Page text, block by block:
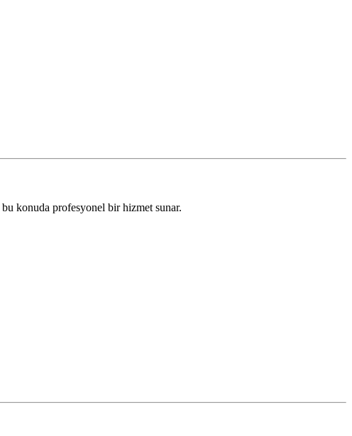
konuda profesyonel bir hizmet sunar.